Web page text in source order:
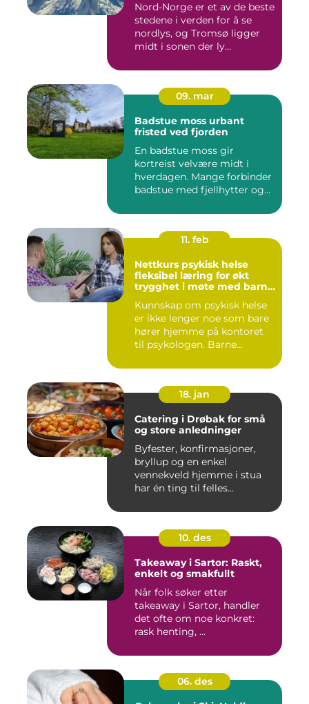
Nord-Norge er et av de beste
stedene i verden for å se
nordlys, og Tromsø ligger
midt i sonen der ly...
09. mar
Badstue moss urbant
fristed ved fjorden
En badstue moss gir
kortreist velvære midt i
hverdagen. Mange forbinder
badstue med fjellhytter og
11. feb
Nettkurs psykisk helse
fleksibel læring for økt
trygghet i møte med barn
Kunnskap om psykisk helse
er ikke lenger noe som bare
hører hjemme på kontoret
til psykologen. Barne...
18. jan
Catering i Drøbak for små
og store anledninger
Byfester, konfirmasjoner,
bryllup og en enkel
vennekveld hjemme i stua
har én ting til felles...
10. des
Takeaway i Sartor: Raskt,
enkelt og smakfullt
Når folk søker etter
takeaway i Sartor, handler
det ofte om noe konkret:
rask henting, ...
06. des